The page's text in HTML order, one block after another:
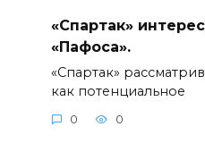
«Спартак»
«Пафоса».
«Спартак»
как потенциальное
0 0